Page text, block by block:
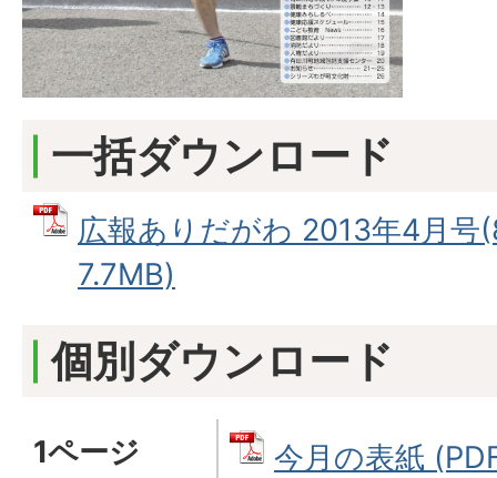
一括ダウンロード
広報ありだがわ 2013年4月号
7.7MB)
個別ダウンロード
1ページ 今月の表紙